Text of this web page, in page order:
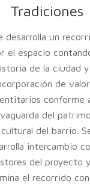
Tradiciones
desarrolla un
el espacio
de la ciudad y
de
conforme
del
cultural del barrio.
intercambio
del proyecto
el recorrido